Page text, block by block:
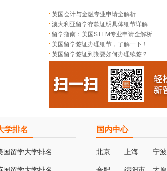
英国会计与金融专业申请全解析
澳大利亚留学存款证明具体细节详解
留学指南：美国STEM专业申请全解析
美国留学签证办理细节，了解一下！
英国留学签证到期要如何办理续签？
学排名
国留学大学排名
国内中心
北京 上海 宁波